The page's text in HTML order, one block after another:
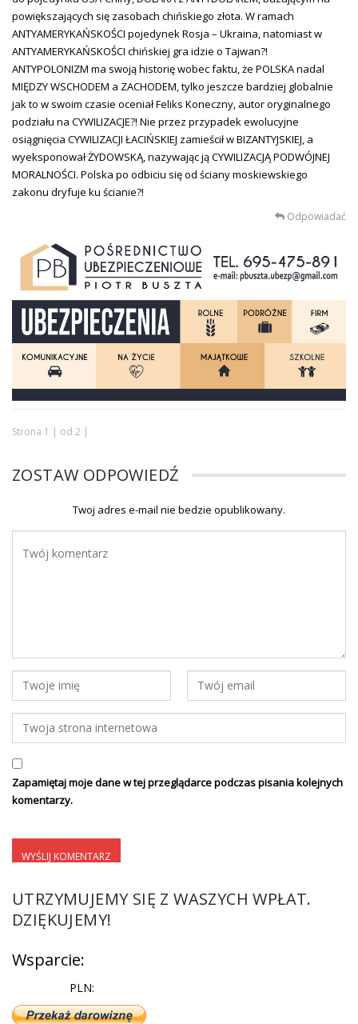
powiększających się zasobach chińskiego złota. W ramach
ANTYAMERYKAŃSKOŚCI pojedynek Rosja – Ukraina, natomiast w
ANTYAMERYKAŃSKOŚCI chińskiej gra idzie o Tajwan?!
ANTYPOLONIZM ma swoją historię wobec faktu, że POLSKA nadal
MIĘDZY WSCHODEM a ZACHODEM, tylko jeszcze bardziej globalnie
jak to w swoim czasie oceniał Feliks Koneczny, autor oryginalnego
podziału na CYWILIZACJE?! Nie przez przypadek ewolucyjne
osiągnięcia CYWILIZACJI ŁACIŃSKIEJ zamieścił w BIZANTYJSKIEJ, a
wyeksponował ŻYDOWSKĄ, nazywając ją CYWILIZACJĄ PODWÓJNEJ
MORALNOŚCI. Polska po odbiciu się od ściany moskiewskiego
zakonu dryfuje ku ścianie?!
Odpowiadać
Strona 1 | od 2 |
ZOSTAW ODPOWIEDŹ
Twoj adres e-mail nie bedzie opublikowany.
Zapamiętaj moje dane w tej przeglądarce podczas pisania kolejnych
komentarzy.
UTRZYMUJEMY SIĘ Z WASZYCH WPŁAT.
DZIĘKUJEMY!
Wsparcie:
PLN: